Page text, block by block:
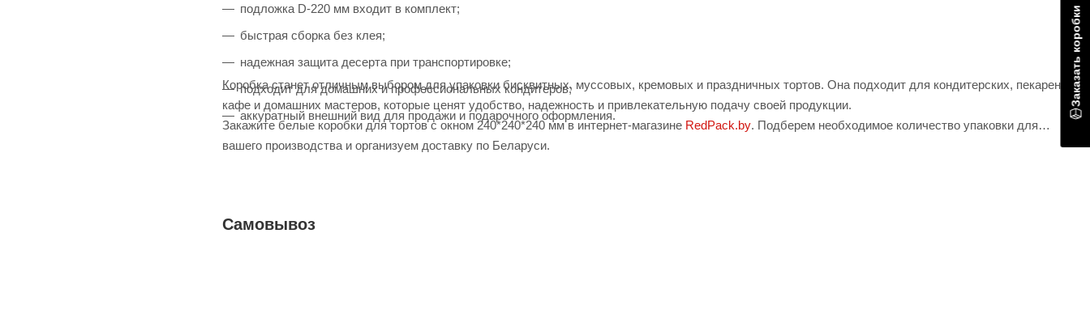
подложка D-220 мм входит в комплект;
быстрая сборка без клея;
надежная защита десерта при транспортировке;
подходит для домашних и профессиональных кондитеров;
аккуратный внешний вид для продажи и подарочного оформления.
Коробка станет отличным выбором для упаковки бисквитных, муссовых, кремовых и праздничных тортов. Она подходит для кондитерских, пекарен,
кафе и домашних мастеров, которые ценят удобство, надежность и привлекательную подачу своей продукции.
Закажите белые коробки для тортов с окном 240*240*240 мм в интернет-магазине RedPack.by. Подберем необходимое количество упаковки для
вашего производства и организуем доставку по Беларуси.
Самовывоз
Заказать коробки